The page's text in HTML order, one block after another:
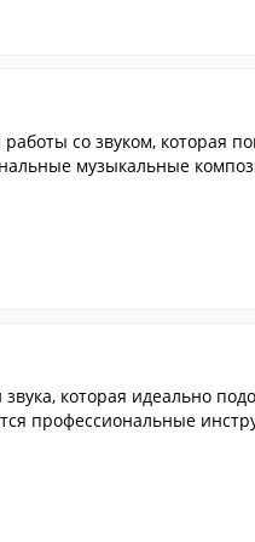
со звуком, которая
музыкальные
которая идеально
профессиональные